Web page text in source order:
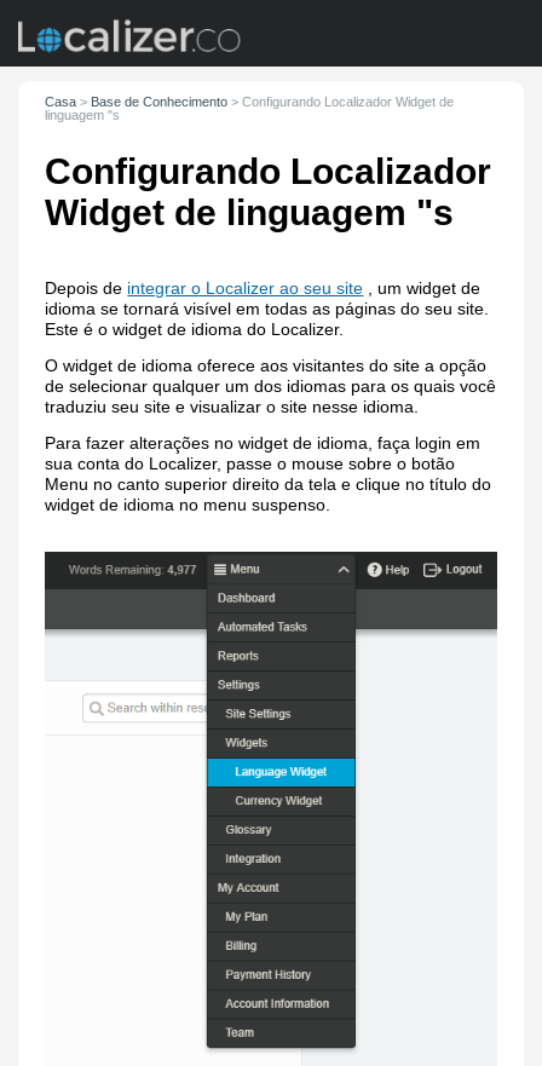
Casa > Base de Conhecimento > Configurando Localizador Widget de
linguagem "s
Configurando Localizador
Widget de linguagem "s
Depois de integrar o Localizer ao seu site , um widget de
idioma se tornará visível em todas as páginas do seu site.
Este é o widget de idioma do Localizer.
O widget de idioma oferece aos visitantes do site a opção
de selecionar qualquer um dos idiomas para os quais você
traduziu seu site e visualizar o site nesse idioma.
Para fazer alterações no widget de idioma, faça login em
sua conta do Localizer, passe o mouse sobre o botão
Menu no canto superior direito da tela e clique no título do
widget de idioma no menu suspenso.